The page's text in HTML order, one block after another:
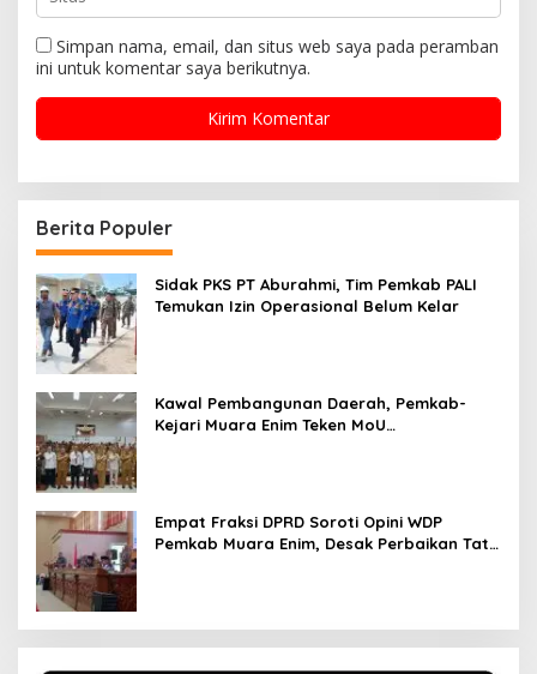
Simpan nama, email, dan situs web saya pada peramban
ini untuk komentar saya berikutnya.
Berita Populer
Sidak PKS PT Aburahmi, Tim Pemkab PALI
Temukan Izin Operasional Belum Kelar
Kawal Pembangunan Daerah, Pemkab-
Kejari Muara Enim Teken MoU
Empat Fraksi DPRD Soroti Opini WDP
Pemkab Muara Enim, Desak Perbaikan Tata